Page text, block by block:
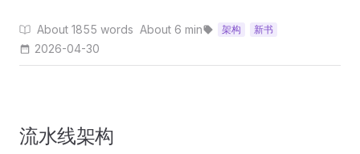
About 1855 words About 6 min 架构 新书
2026-04-30
流水线架构